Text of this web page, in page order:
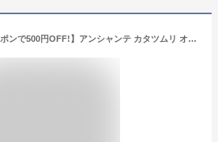
【マラソン限定クーポンで500円OFF!】アンシャンテ カタツムリ オールインワンゲル 100ml 選べる セット ナヴィス スキンケア 韓国コスメ 基礎化粧品